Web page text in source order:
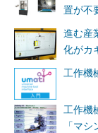
置が不
進む産
化がカ
工作機
工作機
「マシ